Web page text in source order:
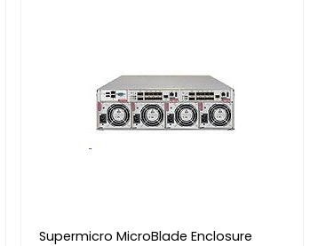
Supermicro MicroBlade Enclosure